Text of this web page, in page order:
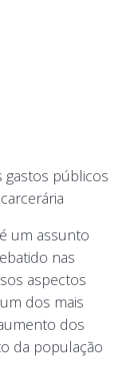
públicos
um assunto
nas
aspectos
dos mais
dos
da população